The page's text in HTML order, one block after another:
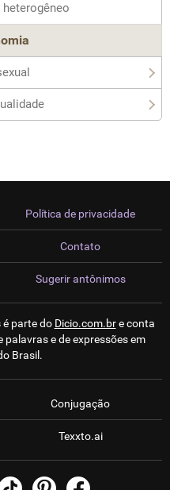
Política de privacidade
Contato
Sugerir antônimos
é parte do Dicio.com.bre conta
e de expressões em
Brasil.
Conjugação
Texxto.ai